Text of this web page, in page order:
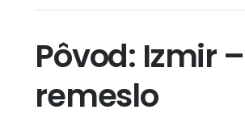
Pôvod: Izmir
remeslo